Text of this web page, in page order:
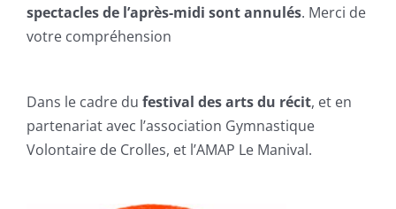
spectacles de l’après-midi sont annulés. Merci de
votre compréhension
Dans le cadre du festival des arts du récit, et en
partenariat avec l’association Gymnastique
Volontaire de Crolles, et l’AMAP Le Manival.